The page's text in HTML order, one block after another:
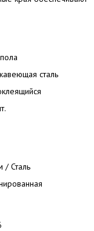
сталь
/ Сталь